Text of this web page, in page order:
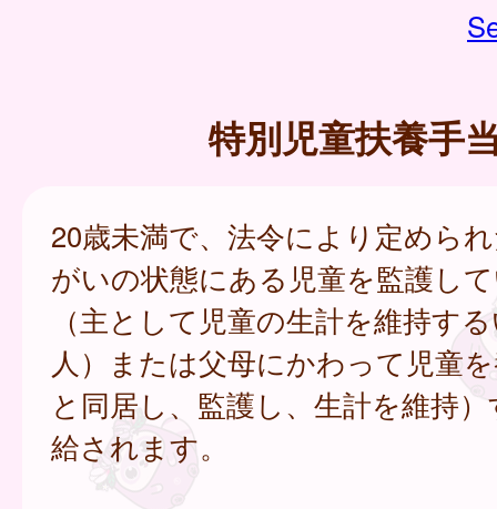
特別児童扶養手
20歳未満で、法令により定めら
がいの状態にある児童を監護し
（主として児童の生計を維持す
人）または父母にかわって児童
と同居し、監護し、生計を維持
給されます。